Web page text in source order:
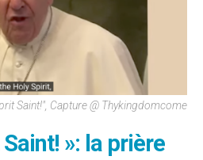
Saint!", Capture @ Thykingdomcome
»: la prière